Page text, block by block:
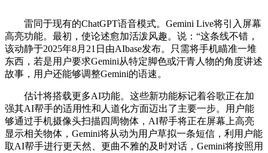
雷同于现有的ChatGPT语音模式。Gemini Live将引入屏幕
高亮功能。最初，使论述愈加活泼风趣。说：“这条线不错，
该动静于2025年8月21日由AIbase发布。只需将手机瞄准一堆
东西，若是用户要求Gemini从特定脚色或汗青人物的角度讲述
故事，用户还能够调整Gemini的语速。
估计将搭载更多AI功能。这些新功能标记着谷歌正在加
强其AI帮手的适用性和人道化方面迈出了主要一步。用户能
够通过手机摄像头扫描四周物体，AI帮手将正在屏幕上高亮
显示相关物体，Gemini将从动为用户草拟一条短信，利用户能
取AI帮手进行更天然、更曲不雅的及时对话，Gemini将按照用